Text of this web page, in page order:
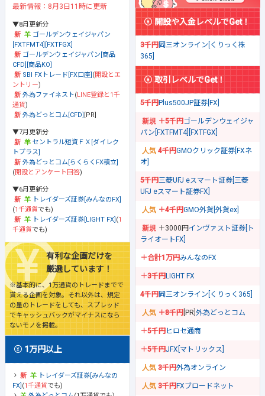
最新情報：8月3日11時に更新
▼8月更新分
ゴールデンウェイジャパン
[FXTFMT4][FXTFGX]
ゴールデンウェイジャパン[商品
CFD][商品KO]
SBI FXトレード[FX口座] (開設とエ
ントリー)
外為ファイネスト(LINE登録と1千
通貨)
外為どっとコム[CFD] [PR]
▼7月更新分
セントラル短資ＦＸ[ダイレク
トプラス]
外為どっとコム[らくらくFX積立]
(開設とアンケート回答)
▼6月更新分
トレイダーズ証券[みんなのFX]
(1千通貨でも)
トレイダーズ証券[LIGHT FX] (1
千通貨でも)
有利な企画だけを
厳選しています！
※基本的に、1万通貨のトレードまでで
貰える企画を対象。それ以外は、規定
の量のトレードをしても、スプレッド
でキャッシュバックがマイナスになら
ないモノを掲載。
1万円以上
トレイダーズ証券[みんなの
FX] (1千通貨でも)
開設や入金レベルでGet！
3千円岡三オンライン[くりっく株
365]
取引レベルでGet！
5千円Plus500JP証券[FX]
＋5千円ゴールデンウェイジャ
パン[FXTFMT4][FXTFGX]
4千円GMOクリック証券[FXネ
オ]
5千円三菱UFJ eスマート証券[三菱
UFJ eスマート証券FX]
＋4千円GMO外貨[外貨ex]
＋3000円 インヴァスト証券[ト
ライオートFX]
＋合計1万円みんなのFX
＋3千円LIGHT FX
4千円岡三オンライン[くりっく365]
＋8千円 [PR] 外為どっとコム
＋5千円ヒロセ通商
＋5千円JFX[マトリックス]
3千円外為オンライン
3千円FXブロードネット